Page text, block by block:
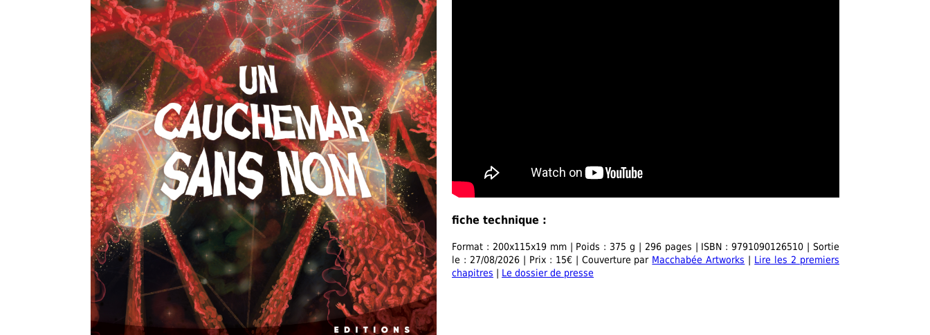
fiche technique :
Format : 200x115x19 mm | Poids : 375 g | 296 pages | ISBN : 9791090126510 | Sortie
le : 27/08/2026 | Prix : 15€ | Couverture par Macchabée Artworks | Lire les 2 premiers
chapitres | Le dossier de presse